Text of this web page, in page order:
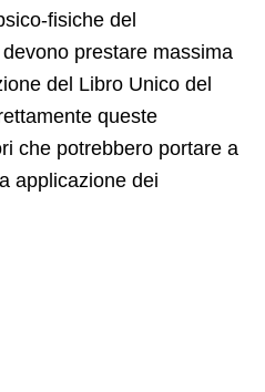
fisiche del
prestare massima
del Libro Unico del
queste
che potrebbero portare a
applicazione dei